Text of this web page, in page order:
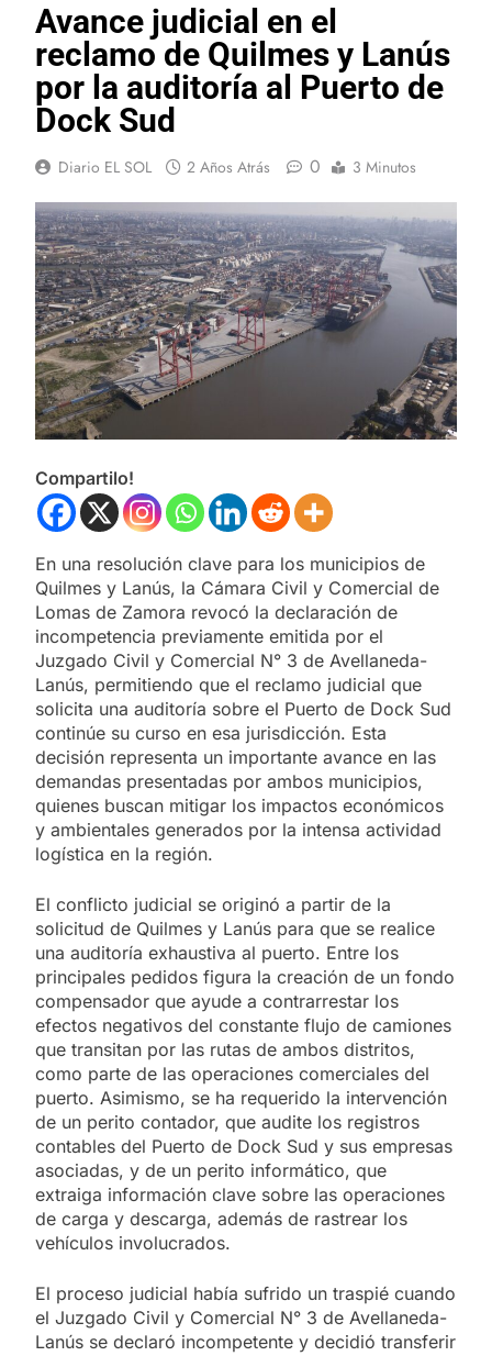
Avance judicial en el
reclamo de Quilmes y Lanús
por la auditoría al Puerto de
Dock Sud
Diario EL SOL 2 Años Atrás 0 3 Minutos
Compartilo!
En una resolución clave para los municipios de
Quilmes y Lanús, la Cámara Civil y Comercial de
Lomas de Zamora revocó la declaración de
incompetencia previamente emitida por el
Juzgado Civil y Comercial N° 3 de Avellaneda-
Lanús, permitiendo que el reclamo judicial que
solicita una auditoría sobre el Puerto de Dock Sud
continúe su curso en esa jurisdicción. Esta
decisión representa un importante avance en las
demandas presentadas por ambos municipios,
quienes buscan mitigar los impactos económicos
y ambientales generados por la intensa actividad
logística en la región.
El conflicto judicial se originó a partir de la
solicitud de Quilmes y Lanús para que se realice
una auditoría exhaustiva al puerto. Entre los
principales pedidos figura la creación de un fondo
compensador que ayude a contrarrestar los
efectos negativos del constante flujo de camiones
que transitan por las rutas de ambos distritos,
como parte de las operaciones comerciales del
puerto. Asimismo, se ha requerido la intervención
de un perito contador, que audite los registros
contables del Puerto de Dock Sud y sus empresas
asociadas, y de un perito informático, que
extraiga información clave sobre las operaciones
de carga y descarga, además de rastrear los
vehículos involucrados.
El proceso judicial había sufrido un traspié cuando
el Juzgado Civil y Comercial N° 3 de Avellaneda-
Lanús se declaró incompetente y decidió transferir